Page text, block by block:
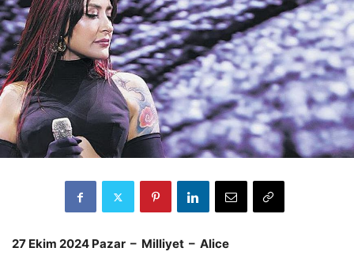
27 Ekim 2024 Pazar – Milliyet – Alice